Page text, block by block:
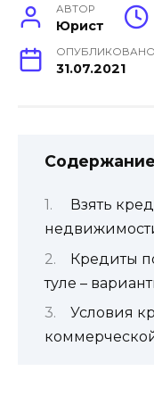
АВТОР
Юрист
ОПУБЛИКОВАНО
31.07.2021
Содержание
Взять
Кредиты
туле –
Условия